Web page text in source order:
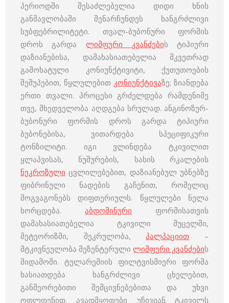
პერიოდში შესაძლებელია დიდი ხნის
განმავლობაში შენარჩუნდეს ხანგრძლივი
სუბფებრილიტეტი. თვალ-ბუბონური ფორმის
დროს გარდა ლიმფური კვანძების ტიპიური
დაზიანებისა, დამახასიათებელია მკვეთრად
გამოხატული კონიუნქტივიტი, ქუთუთოების
შეშუპებით, წყლულებით კონიუნქტივაზე; ზიანდება
ერთი თვალი. პროცესი გრძელდება რამდენიმე
თვე, მხედველობა აღდგება სრულად. ანგინოზურ-
ბუბონური ფორმის დროს გარდა ტიპიური
ბუბონებისა, ვითარდება სპეციფიკური
ტონზილიტი. იგი ვლინდება ტკივილით
ყლაპვისას, ნუშურების, სასის რკალების
ნეკროზული ცვლილებებით, დაზიანებულ უბნებზე
ფიბრინული ნადების გაჩენით, რომელიც
მოგვაგონებს დიფთერიულს. წყლულები ნელა
ხორცდება. აბდომინური ფორმისათვის
დამახასიათებელია ტკივილი მუცელში,
მეტეორიზმი, შეკრულობა,პალპაციით –
მტკივნეულობა მეზენტერული ლიმფური კვანძების
მიდამოში. ტულარემიის ფილტვისმიერი ფორმა
ხასიათდება ხანგრძლივი ცხელებით,
განმეორებითი შემცივნებებითა და უხვი
ოფლდენით. ავადმყოფები უჩივიან ტკივილს